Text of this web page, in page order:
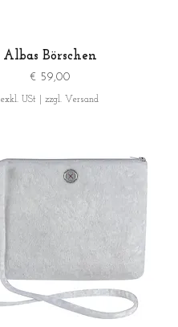
Albas Börschen
Preis
€ 59,00
exkl. USt zzgl. Versand